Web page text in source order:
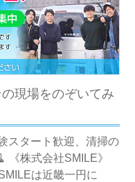
現場をのぞいてみ
スタート歓迎、清掃の
《株式会社SMILE》
は近畿一円に